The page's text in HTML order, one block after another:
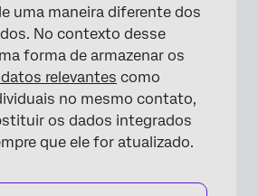
uma maneira diferente dos
No contexto desse
forma de armazenar os
relevantes como
no mesmo contato,
os dados integrados
que ele for atualizado.